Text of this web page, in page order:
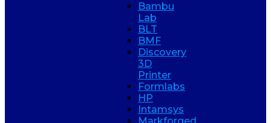
Bambu
Lab
BLT
BMF
Discovery
3D
Printer
Formlabs
HP
Intamsys